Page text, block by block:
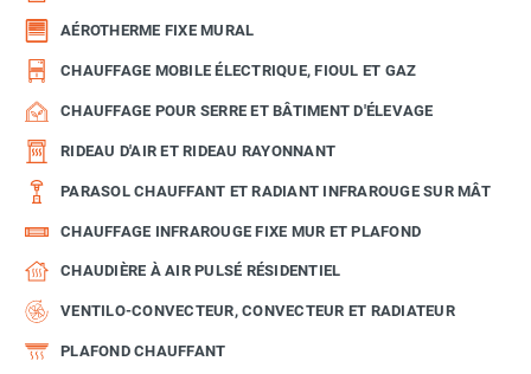
AÉROTHERME FIXE MURAL
CHAUFFAGE MOBILE ÉLECTRIQUE, FIOUL ET GAZ
CHAUFFAGE POUR SERRE ET BÂTIMENT D'ÉLEVAGE
RIDEAU D'AIR ET RIDEAU RAYONNANT
PARASOL CHAUFFANT ET RADIANT INFRAROUGE SUR MÂT
CHAUFFAGE INFRAROUGE FIXE MUR ET PLAFOND
CHAUDIÈRE À AIR PULSÉ RÉSIDENTIEL
VENTILO-CONVECTEUR, CONVECTEUR ET RADIATEUR
PLAFOND CHAUFFANT